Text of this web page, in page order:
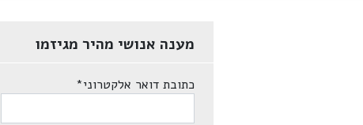
מענה אנושי מהיר מגיזמו
כתובת דואר אלקטרוני*